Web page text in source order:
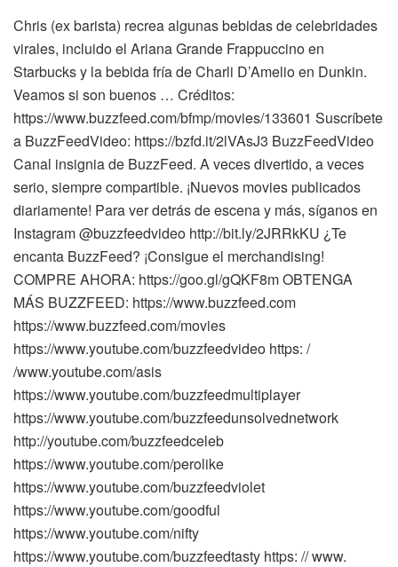
Chris (ex barista) recrea algunas bebidas de celebridades
virales, incluido el Ariana Grande Frappuccino en
Starbucks y la bebida fría de Charli D’Amelio en Dunkin.
Veamos si son buenos … Créditos:
https://www.buzzfeed.com/bfmp/movies/133601 Suscríbete
a BuzzFeedVideo: https://bzfd.it/2lVAsJ3 BuzzFeedVideo
Canal insignia de BuzzFeed. A veces divertido, a veces
serio, siempre compartible. ¡Nuevos movies publicados
diariamente! Para ver detrás de escena y más, síganos en
Instagram @buzzfeedvideo http://bit.ly/2JRRkKU ¿Te
encanta BuzzFeed? ¡Consigue el merchandising!
COMPRE AHORA: https://goo.gl/gQKF8m OBTENGA
MÁS BUZZFEED: https://www.buzzfeed.com
https://www.buzzfeed.com/movies
https://www.youtube.com/buzzfeedvideo https: /
/www.youtube.com/asis
https://www.youtube.com/buzzfeedmultiplayer
https://www.youtube.com/buzzfeedunsolvednetwork
http://youtube.com/buzzfeedceleb
https://www.youtube.com/perolike
https://www.youtube.com/buzzfeedviolet
https://www.youtube.com/goodful
https://www.youtube.com/nifty
https://www.youtube.com/buzzfeedtasty https: // www.